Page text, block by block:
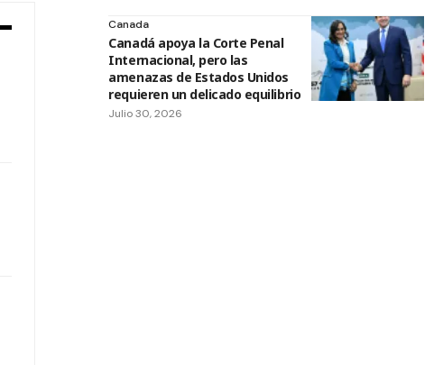
Canada
Canadá apoya la Corte Penal
Internacional, pero las
amenazas de Estados Unidos
requieren un delicado equilibrio
Julio 30, 2026